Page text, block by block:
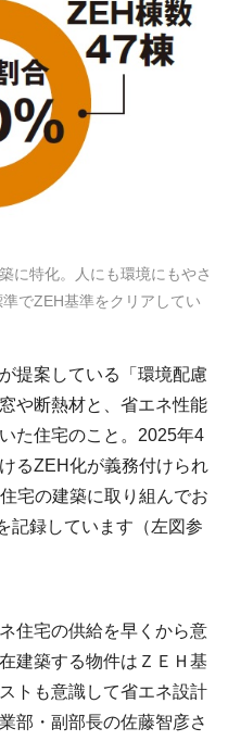
に特化。人にも環境にもやさ
でZEH基準をクリアしてい
提案している「環境配慮
や断熱材と、省エネ性能
た住宅のこと。2025年4
るZEH化が義務付けられ
宅の建築に取り組んでお
記録しています（左図参
住宅の供給を早くから意
建築する物件はＺＥＨ基
トも意識して省エネ設計
部・副部長の佐藤智彦さ